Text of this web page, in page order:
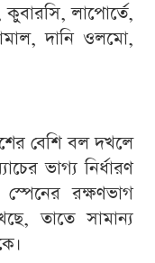
লাপোর্তে,
দানি ওলমো,
বেশি বল দখলে
ভাগ্য নির্ধারণ
রক্ষণভাগ
তাতে সামান্য